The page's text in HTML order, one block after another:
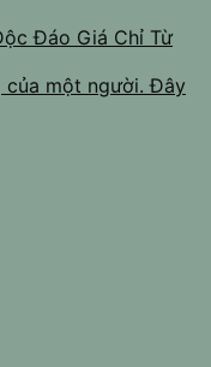
Đáo Giá Chỉ Từ
của một người. Đây